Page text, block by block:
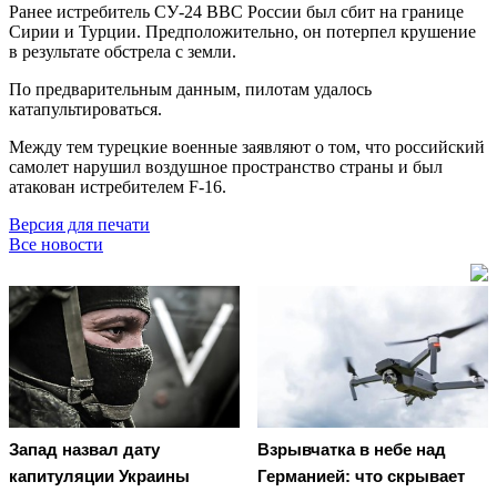
Ранее истребитель СУ-24 ВВС России был сбит на границе
Сирии и Турции. Предположительно, он потерпел крушение
в результате обстрела с земли.
По предварительным данным, пилотам удалось
катапультироваться.
Между тем турецкие военные заявляют о том, что российский
самолет нарушил воздушное пространство страны и был
атакован истребителем F-16.
Версия для печати
Все новости
Запад назвал дату
капитуляции Украины
Взрывчатка в небе над
Германией: что скрывает